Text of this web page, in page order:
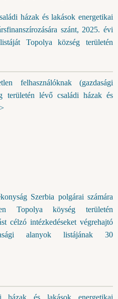
házak és lakások energetikai
szánt, 2025. évi
Topolya község területén
felhasználóknak (gazdasági
területén lévő családi házak és
Szerbia polgárai számára
Topolya köység területén
célzó intézkedéseket végrehajtó
alanyok listájának 30
házak és lakások energetikai